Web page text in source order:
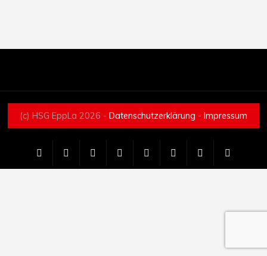
(c) HSG EppLa 2026 - Datenschutzerklärung - Impressum